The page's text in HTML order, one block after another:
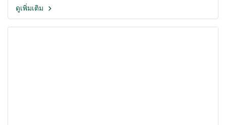
ดูเพิ่มเติม